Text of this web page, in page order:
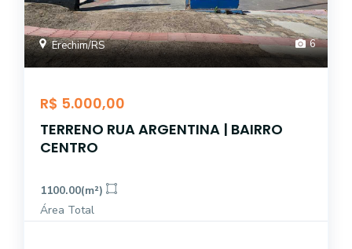
Erechim/RS 6
R$ 5.000,00
TERRENO RUA ARGENTINA | BAIRRO
CENTRO
1100.00(m²)
Área Total